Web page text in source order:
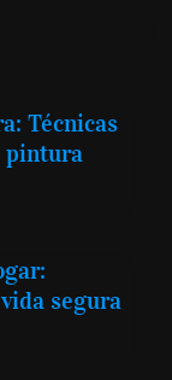
Técnicas
pintura
segura